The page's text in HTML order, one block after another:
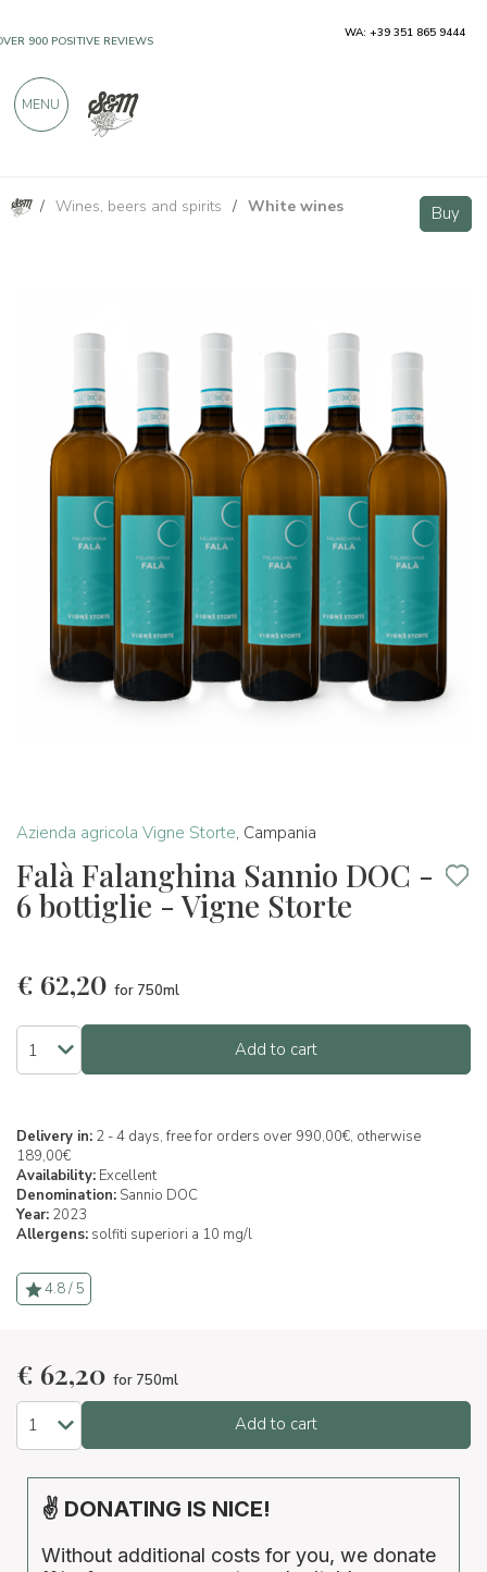
/ Wines, beers and spirits / White wines Buy
Azienda agricola Vigne Storte, Campania
Falà Falanghina Sannio DOC -
6 bottiglie - Vigne Storte
€ 62,20 for 750ml
Add to cart
Delivery in: 2 - 4 days, free for orders over 990,00€, otherwise
189,00€
Availability: Excellent
Denomination: Sannio DOC
Year: 2023
Allergens: solfiti superiori a 10 mg/l
4.8 / 5
€ 62,20 for 750ml
Add to cart
✌ DONATING IS NICE!
Without additional costs for you, we donate
Buy
900 POSITIVE REVIEWS WA: +39 351 865 9444
MENU